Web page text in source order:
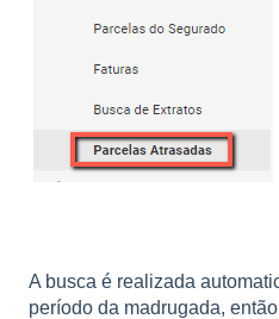
A busca é realizada
período da madrugada,